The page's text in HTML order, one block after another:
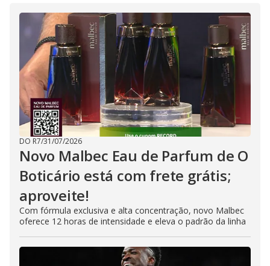
DO R7/31/07/2026
Novo Malbec Eau de Parfum de O
Boticário está com frete grátis;
aproveite!
Com fórmula exclusiva e alta concentração, novo Malbec
oferece 12 horas de intensidade e eleva o padrão da linha